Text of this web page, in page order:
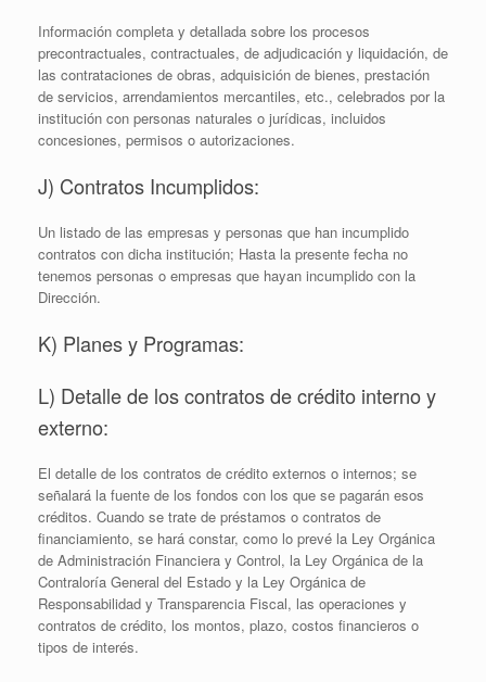
Información completa y detallada sobre los procesos
precontractuales, contractuales, de adjudicación y liquidación, de
las contrataciones de obras, adquisición de bienes, prestación
de servicios, arrendamientos mercantiles, etc., celebrados por la
institución con personas naturales o jurídicas, incluidos
concesiones, permisos o autorizaciones.
J) Contratos Incumplidos:
Un listado de las empresas y personas que han incumplido
contratos con dicha institución; Hasta la presente fecha no
tenemos personas o empresas que hayan incumplido con la
Dirección.
K) Planes y Programas:
L) Detalle de los contratos de crédito interno y
externo:
El detalle de los contratos de crédito externos o internos; se
señalará la fuente de los fondos con los que se pagarán esos
créditos. Cuando se trate de préstamos o contratos de
financiamiento, se hará constar, como lo prevé la Ley Orgánica
de Administración Financiera y Control, la Ley Orgánica de la
Contraloría General del Estado y la Ley Orgánica de
Responsabilidad y Transparencia Fiscal, las operaciones y
contratos de crédito, los montos, plazo, costos financieros o
tipos de interés.